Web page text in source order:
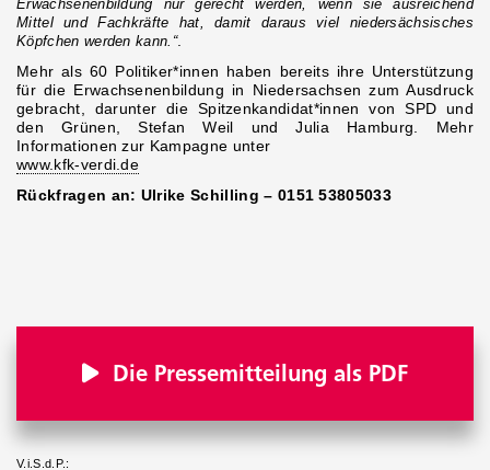
Erwachsenenbildung nur gerecht werden, wenn sie ausreichend
Mittel und Fachkräfte hat, damit daraus viel niedersächsisches
Köpfchen werden kann.“.
Mehr als 60 Politiker*innen haben bereits ihre Unterstützung
für die Erwachsenenbildung in Niedersachsen zum Ausdruck
gebracht, darunter die Spitzenkandidat*innen von SPD und
den Grünen, Stefan Weil und Julia Hamburg. Mehr
Informationen zur Kampagne unter
www.kfk-verdi.de
Rückfragen an: Ulrike Schilling – 0151 53805033
Die Pressemitteilung als PDF
V.i.S.d.P.: